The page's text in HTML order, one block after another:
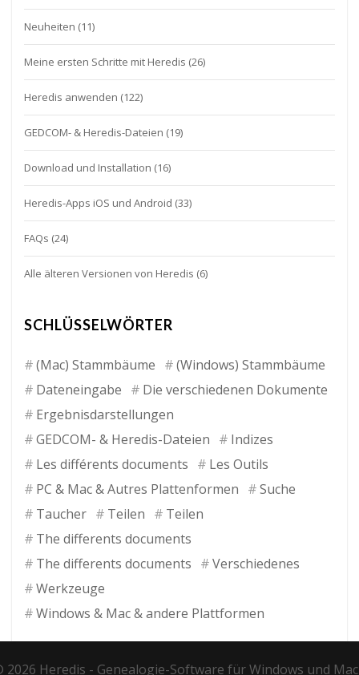
Neuheiten (11)
Meine ersten Schritte mit Heredis (26)
Heredis anwenden (122)
GEDCOM- & Heredis-Dateien (19)
Download und Installation (16)
Heredis-Apps iOS und Android (33)
FAQs (24)
Alle älteren Versionen von Heredis (6)
SCHLÜSSELWÖRTER
(Mac) Stammbäume
(Windows) Stammbäume
Dateneingabe
Die verschiedenen Dokumente
Ergebnisdarstellungen
GEDCOM- & Heredis-Dateien
Indizes
Les différents documents
Les Outils
PC & Mac & Autres Plattenformen
Suche
Taucher
Teilen
Teilen
The differents documents
The differents documents
Verschiedenes
Werkzeuge
Windows & Mac & andere Plattformen
2026 Heredis - Genealogie-Software für Windows und Mac